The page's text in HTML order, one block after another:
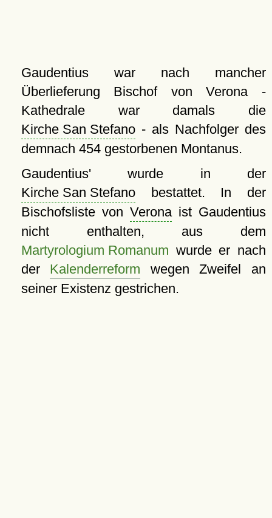
Gaudentius war nach mancher
Überlieferung Bischof von Verona -
Kathedrale war damals die
Kirche San Stefano- als Nachfolger des
demnach 454 gestorbenen Montanus.
Gaudentius' wurde in der
Kirche San Stefanobestattet. In der
Bischofsliste von Veronaist Gaudentius
nicht enthalten, aus dem
Martyrologium Romanum wurde er nach
der Kalenderreform wegen Zweifel an
seiner Existenz gestrichen.